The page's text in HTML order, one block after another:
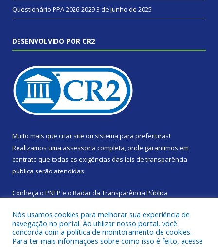
Questionário PPA 2026-20293 de junho de 2025
DESENVOLVIDO POR CR2
Muito mais que criar site ou sistema para prefeituras!
Realizamos uma assessoria completa, onde garantimos em
contrato que todas as exigências das leis de transparência
pública serão atendidas.
Conheça o PNTP e o Radar da Transparência Pública
Todos os direitos reservados a Prefeitura Municipal de Santa
Nós usamos cookies para melhorar sua experiência de
navegação no portal. Ao utilizar nosso portal, você
concorda com a política de monitoramento de cookies.
Para ter mais informações sobre como isso é feito, acesse